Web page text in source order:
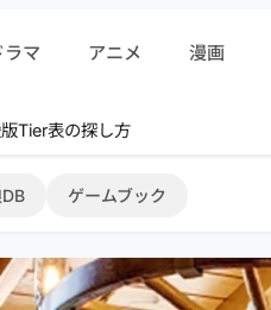
マ アニメ 漫画
攻略
ゲームブック